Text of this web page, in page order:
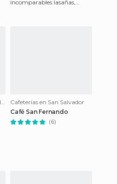
incomparables lasañas,
Restaurantes en San Salvador
Cafeterías en San Salvador
Café San Fernando
(6)